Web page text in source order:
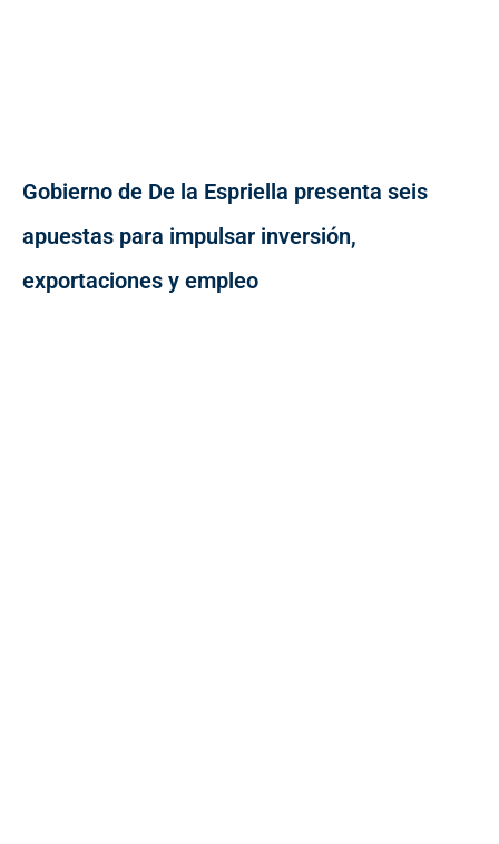
Gobierno de De la Espriella presenta seis
apuestas para impulsar inversión,
exportaciones y empleo